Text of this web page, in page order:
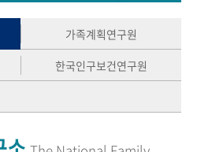
가족계획연구원
한국인구보건연구원